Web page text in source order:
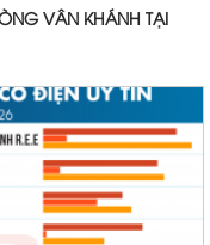
VÂN KHÁNH TẠI